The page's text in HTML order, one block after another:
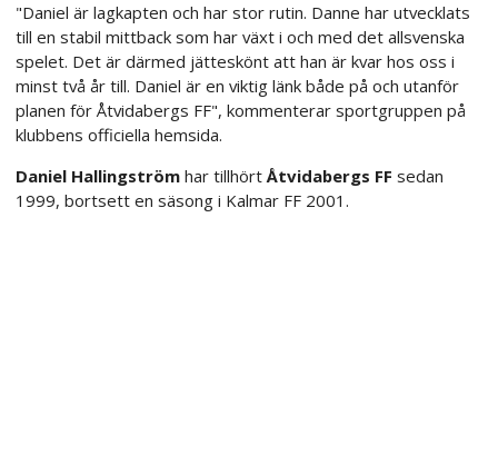
"Daniel är lagkapten och har stor rutin. Danne har utvecklats
till en stabil mittback som har växt i och med det allsvenska
spelet. Det är därmed jätteskönt att han är kvar hos oss i
minst två år till. Daniel är en viktig länk både på och utanför
planen för Åtvidabergs FF", kommenterar sportgruppen på
klubbens officiella hemsida.
Daniel Hallingström har tillhörtÅtvidabergs FF sedan
1999, bortsett en säsong i Kalmar FF 2001.